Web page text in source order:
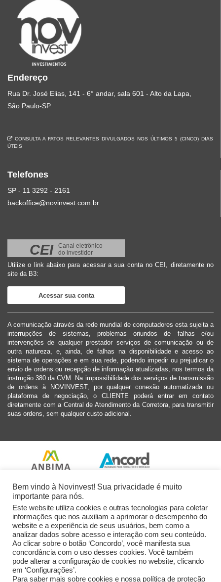
Endereço
Rua Dr. José Elias, 141 - 6° andar, sala 601 - Alto da Lapa,
São Paulo-SP
CONSULTA A FATOS RELEVANTES DIVULGADOS NOS ÚLTIMOS 5 (CINCO) DIAS
ÚTEIS
Telefones
SP - 11 3292 - 2161
backoffice@novinvest.com.br
CEI
Canal eletrônico
do investidor
Utilize o link abaixo para acessar a sua conta no CEI, diretamente no
site da B3:
Acessar sua conta
A comunicação através da rede mundial de computadores esta sujeita a
interrupções de sistemas, problemas oriundos de falhas e/ou
intervenções de qualquer prestador serviços de comunicação ou de
outra natureza, e, ainda, de falhas na disponibilidade e acesso ao
sistema de operações e em sua rede, podendo impedir ou prejudicar o
envio de ordens ou recepção de informação atualizadas, nos termos da
instrução 380 da CVM. Na impossibilidade dos serviços de transmissão
de ordens à NOVINVEST, por qualquer conexão automatizada ou
plataforma de negociação, o CLIENTE poderá entrar em contato
diretamente com a Central de Atendimento da Corretora, para transmitir
suas ordens, sem qualquer custo adicional.
Bem vindo à Novinvest! Sua privacidade é muito
importante para nós.
Este website utiliza cookies e outras tecnologias para coletar
informações que nos auxiliam a aprimorar o desempenho do
website e a experiência de seus usuários, bem como a
analizar dados sobre acesso e interação com seu conteúdo.
Ao clicar sobre o botão ‘Concordo’, você manifesta sua
concordância com o uso desses cookies. Você também
pode alterar a configuração de cookies no website, clicando
em ‘Configurações’.
Para saber mais sobre cookies e nossa política de proteção